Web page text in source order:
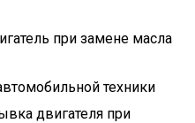
при замене масла
техники
двигателя при